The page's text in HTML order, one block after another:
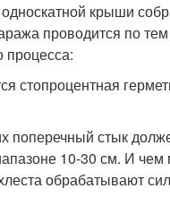
крыши
проводится по
стопроцентная
поперечный стык
10-30 см. И
обрабатывают